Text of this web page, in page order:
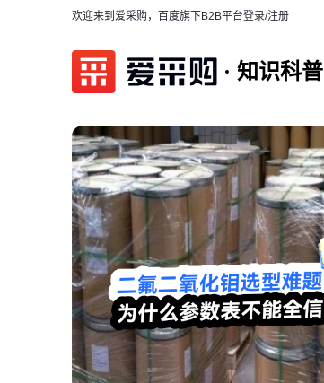
欢迎来到爱采购，百度旗下B2B平台登录/注册
知识科普